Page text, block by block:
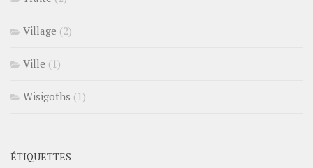
Village (2)
Ville (1)
Wisigoths (1)
ÉTIQUETTES